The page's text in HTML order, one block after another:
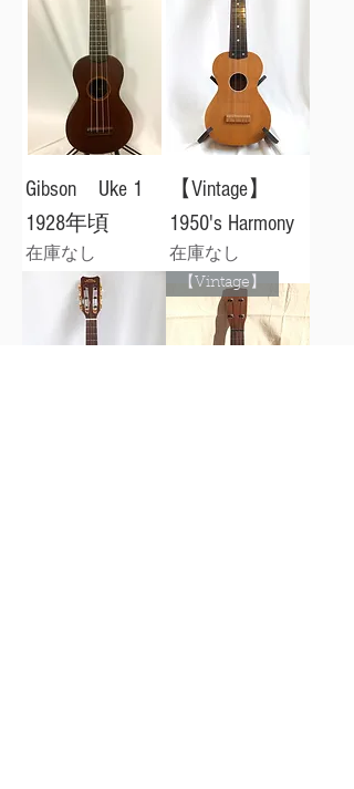
Gibson Uke 1
1928年頃
在庫なし
【Vintage】
1950's Harmony
在庫なし
【Vintage】